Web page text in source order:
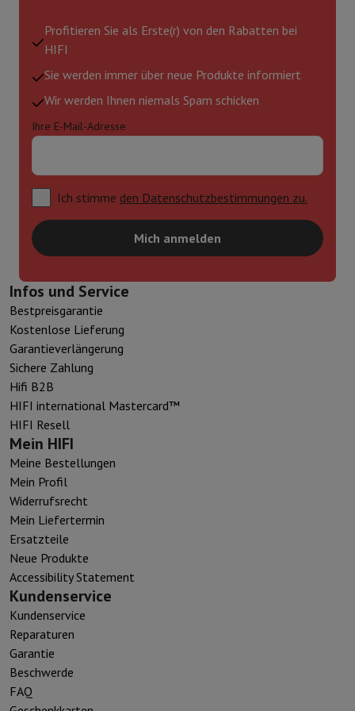
Profitieren Sie als Erste(r) von den Rabatten bei
HIFI
Sie werden immer über neue Produkte informiert
Wir werden Ihnen niemals Spam schicken
Ihre E-Mail-Adresse
Ich stimme den Datenschutzbestimmungen zu.
Mich anmelden
Infos und Service
Bestpreisgarantie
Kostenlose Lieferung
Garantieverlängerung
Sichere Zahlung
Hifi B2B
HIFI international Mastercard™
HIFI Resell
Mein HIFI
Meine Bestellungen
Mein Profil
Widerrufsrecht
Mein Liefertermin
Ersatzteile
Neue Produkte
Accessibility Statement
Kundenservice
Kundenservice
Reparaturen
Garantie
Beschwerde
FAQ